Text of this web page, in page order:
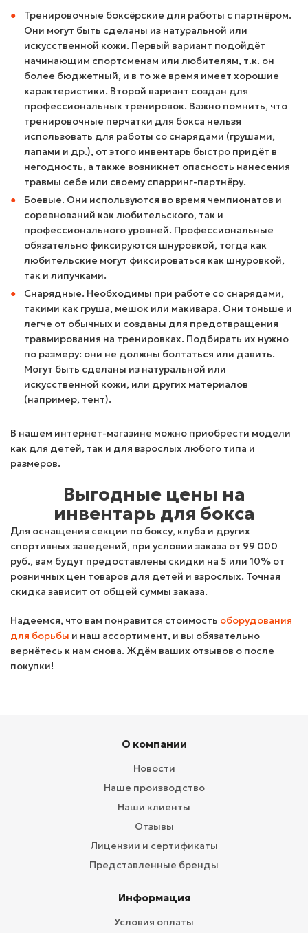
Тренировочные боксёрские для работы с партнёром.
Они могут быть сделаны из натуральной или
искусственной кожи. Первый вариант подойдёт
начинающим спортсменам или любителям, т.к. он
более бюджетный, и в то же время имеет хорошие
характеристики. Второй вариант создан для
профессиональных тренировок. Важно помнить, что
тренировочные перчатки для бокса нельзя
использовать для работы со снарядами (грушами,
лапами и др.), от этого инвентарь быстро придёт в
негодность, а также возникнет опасность нанесения
травмы себе или своему спарринг-партнёру.
Боевые. Они используются во время чемпионатов и
соревнований как любительского, так и
профессионального уровней. Профессиональные
обязательно фиксируются шнуровкой, тогда как
любительские могут фиксироваться как шнуровкой,
так и липучками.
Снарядные. Необходимы при работе со снарядами,
такими как груша, мешок или макивара. Они тоньше и
легче от обычных и созданы для предотвращения
травмирования на тренировках. Подбирать их нужно
по размеру: они не должны болтаться или давить.
Могут быть сделаны из натуральной или
искусственной кожи, или других материалов
(например, тент).
В нашем интернет-магазине можно приобрести модели
как для детей, так и для взрослых любого типа и
размеров.
Выгодные цены на
инвентарь для бокса
Для оснащения секции по боксу, клуба и других
спортивных заведений, при условии заказа от 99 000
руб., вам будут предоставлены скидки на 5 или 10% от
розничных цен товаров для детей и взрослых. Точная
скидка зависит от общей суммы заказа.
Надеемся, что вам понравится стоимость оборудования
для борьбы и наш ассортимент, и вы обязательно
вернётесь к нам снова. Ждём ваших отзывов о после
покупки!
О компании
Новости
Наше производство
Наши клиенты
Отзывы
Лицензии и сертификаты
Представленные бренды
Информация
Условия оплаты